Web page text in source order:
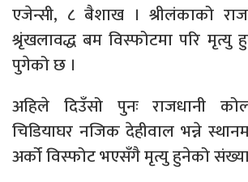
एजेन्सी, ८ बैशाख । श्रीलंकाको
श्रृंखलावद्ध बम विस्फोटमा परि मृत्यु
पुगेको छ ।
अहिले दिउँसो पुनः राजधानी
चिडियाघर नजिक देहीवाल भन्ने
अर्को विस्फोट भएसँगै मृत्यु हुनेको